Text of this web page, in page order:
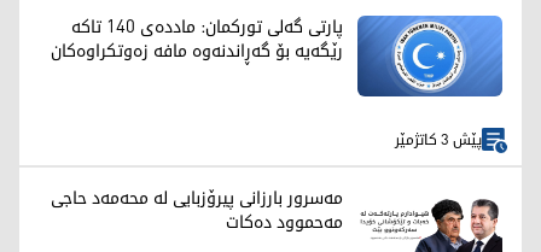
پارتی گەلی تورکمان: ماددەی 140 تاکە
رێگەیە بۆ گەڕاندنەوە مافە زەوتکراوەکان
پێش 3 کاتژمێر
مەسرور بارزانی پیرۆزبایی لە محەمەد حاجی
مەحموود دەکات